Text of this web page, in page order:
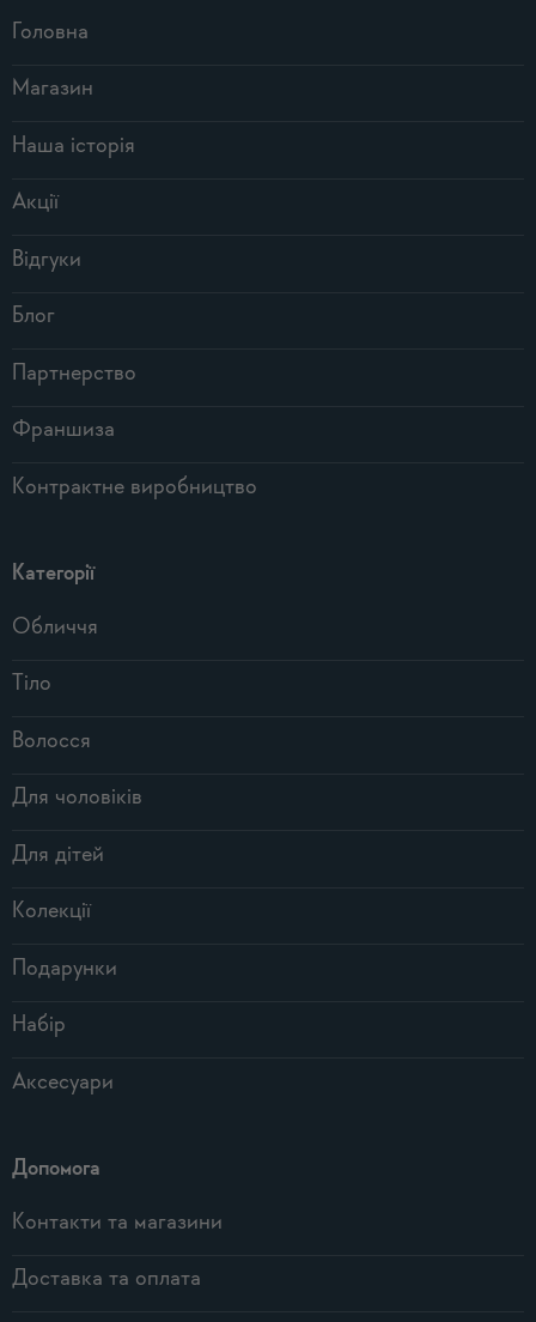
Головна
Магазин
Наша історія
Акції
Відгуки
Блог
Партнерство
Франшиза
Контрактне виробництво
Категорії
Обличчя
Тіло
Волосся
Для чоловіків
Для дітей
Колекції
Подарунки
Набір
Аксесуари
Допомога
Контакти та магазини
Доставка та оплата